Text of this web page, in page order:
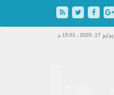
يوليو 17, 2020 , 15:01 م